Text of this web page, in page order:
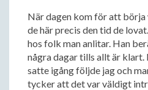
När dagen kom för att
de här precis den tid de
hos folk man anlitar. Han
några dagar tills allt är
satte igång följde jag och
tycker att det var väldigt